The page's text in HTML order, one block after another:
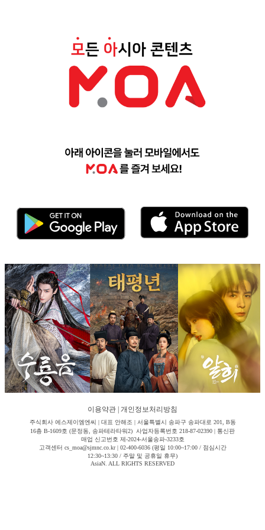
이용약관 개인정보처리방침
주식회사 에스제이엠엔씨 | 대표 안해조 | 서울특별시 송파구 송파대로 201, B동
16층 B-1609호 (문정동, 송파테라타워2) 사업자등록번호 218-87-02390 | 통신판
매업 신고번호 제-2024-서울송파-3233호
고객센터 cs_moa@sjmnc.co.kr | 02-400-6036 (평일 10:00~17:00 / 점심시간
12:30~13:30 / 주말 및 공휴일 휴무)
AsiaN. ALL RIGHTS RESERVED